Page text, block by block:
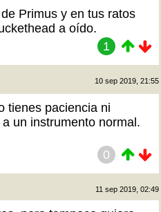
Primus y en tus ratos
a oído.
1
10 sep 2019, 21:55
tienes paciencia ni
un instrumento normal.
0
11 sep 2019, 02:49